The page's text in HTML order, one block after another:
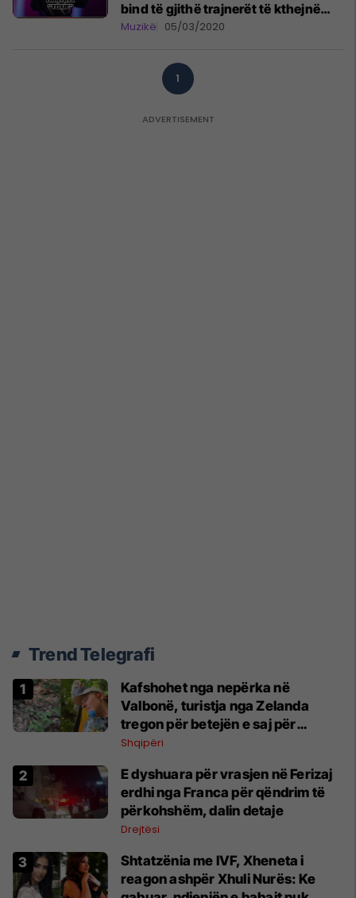
bind të gjithë trajnerët të kthejnë
karriget për të
Muzikë 05/03/2020
1
Trend Telegrafi
Kafshohet nga nepërka në
Valbonë, turistja nga Zelanda
tregon për betejën e saj për
mbijetesë
Shqipëri
E dyshuara për vrasjen në Ferizaj
erdhi nga Franca për qëndrim të
përkohshëm, dalin detaje
Drejtësi
Shtatzënia me IVF, Xheneta i
reagon ashpër Xhuli Nurës: Ke